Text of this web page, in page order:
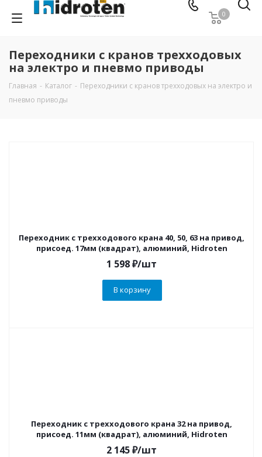
0
Переходники с кранов трехходовых
на электро и пневмо приводы
Главная - Каталог - Переходники с кранов трехходовых на электро и
пневмо приводы
Переходник с трехходового крана 40, 50, 63 на привод,
присоед. 17мм (квадрат), алюминий, Hidroten
1 598₽/шт
В корзину
Переходник с трехходового крана 32 на привод,
присоед. 11мм (квадрат), алюминий, Hidroten
2 145₽/шт